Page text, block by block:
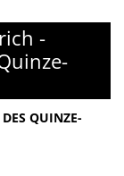
-
QUINZE-